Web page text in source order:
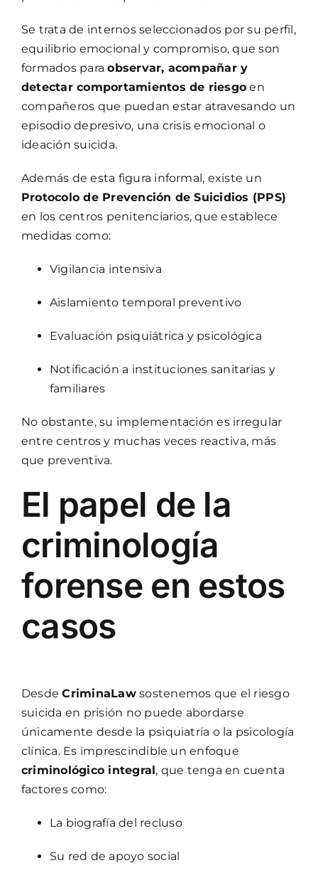
Se trata de internos seleccionados por su perfil,
equilibrio emocional y compromiso, que son
formados paraobservar, acompañar y
detectar comportamientos de riesgo en
compañeros que puedan estar atravesando un
episodio depresivo, una crisis emocional o
ideación suicida.
Además de esta figura informal, existe un
Protocolo de Prevención de Suicidios (PPS)
en los centros penitenciarios, que establece
medidas como:
Vigilancia intensiva
Aislamiento temporal preventivo
Evaluación psiquiátrica y psicológica
Notificación a instituciones sanitarias y
familiares
No obstante, su implementación es irregular
entre centros y muchas veces reactiva, más
que preventiva.
El papel de la
criminología
forense en estos
casos
DesdeCriminaLawsostenemos que el riesgo
suicida en prisión no puede abordarse
únicamente desde la psiquiatría o la psicología
clínica. Es imprescindible un enfoque
criminológico integral, que tenga en cuenta
factores como:
La biografía del recluso
Su red de apoyo social